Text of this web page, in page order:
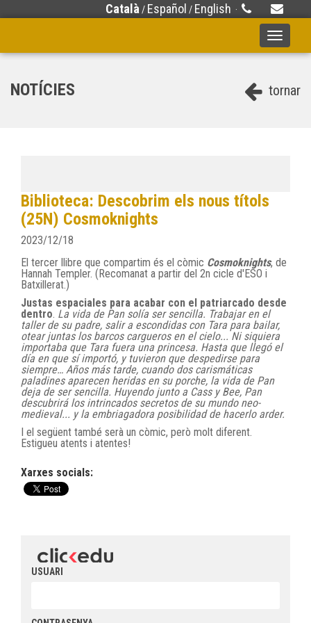
Català / Español / English ·
Toggle
tornar
NOTÍCIES
Biblioteca: Descobrim els nous títols
(25N) Cosmoknights
2023/12/18
El tercer llibre que compartim és el còmic Cosmoknights, de
Hannah Templer. (Recomanat a partir del 2n cicle d'ESO i
Batxillerat.)
Justas espaciales para acabar con el patriarcado desde
dentro. La vida de Pan solía ser sencilla. Trabajar en el
taller de su padre, salir a escondidas con Tara para bailar,
otear juntas los barcos cargueros en el cielo... Ni siquiera
importaba que Tara fuera una princesa. Hasta que llegó el
día en que sí importó, y tuvieron que despedirse para
siempre… Años más tarde, cuando dos carismáticas
paladines aparecen heridas en su porche, la vida de Pan
deja de ser sencilla. Huyendo junto a Cass y Bee, Pan
descubrirá los intrincados secretos de su mundo neo-
medieval... y la embriagadora posibilidad de hacerlo arder.
I el següent també serà un còmic, però molt diferent.
Estigueu atents i atentes!
Xarxes socials:
USUARI